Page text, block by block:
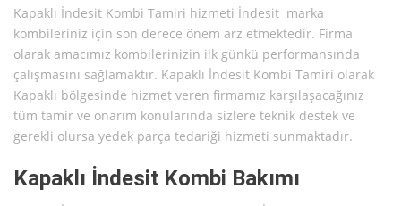
Kapaklı İndesit Kombi Tamiri hizmeti İndesit marka
kombileriniz için son derece önem arz etmektedir. Firma
olarak amacımız kombilerinizin ilk günkü performansında
çalışmasını sağlamaktır. Kapaklı İndesit Kombi Tamiri olarak
Kapaklı bölgesinde hizmet veren firmamız karşılaşacağınız
tüm tamir ve onarım konularında sizlere teknik destek ve
gerekli olursa yedek parça tedariği hizmeti sunmaktadır.
Kapaklı İndesit Kombi Bakımı